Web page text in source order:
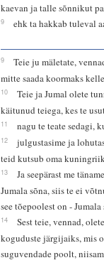
kaevan ja talle sõnnikut
9 ehk ta hakkab tuleval
9
Teie ju mäletate,
mitte saada koormaks
10
Teie ja Jumal olete
käitunud teiega, kes te
11 nagu te teate sedagi,
12
julgustasime ja
teid kutsub oma
13
Ja seepärast me
Jumala sõna, siis te ei
see tõepoolest on -
14
Sest teie, vennad,
koguduste järgijaiks, mis
suguvendade poolt,